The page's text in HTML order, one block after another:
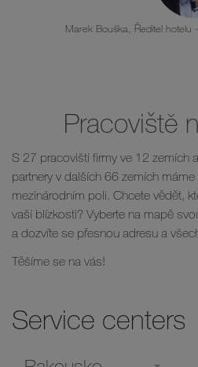
Marek Bouška, Ředitel hotelu -
Pracoviště
S 27 pracovišti firmy ve 12 zemích
partnery v dalších 66 zemích
mezinárodním poli. Chcete vědět,
vaší blízkosti? Vyberte na mapě
a dozvíte se přesnou adresu a
Těšíme se na vás!
Service centers